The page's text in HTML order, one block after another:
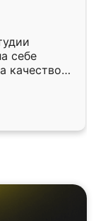
себе
качеством
уже почти